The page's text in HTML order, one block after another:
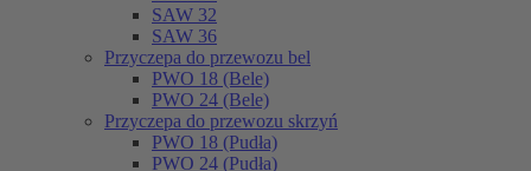
SAW 32
SAW 36
Przyczepa do przewozu bel
PWO 18 (Bele)
PWO 24 (Bele)
Przyczepa do przewozu skrzyń
PWO 18 (Pudła)
PWO 24 (Pudła)